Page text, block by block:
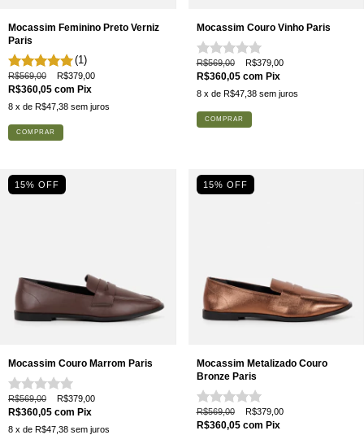
Mocassim Feminino Preto Verniz
Paris
(1)
R$569,00 R$379,00
R$360,05 com Pix
8 x de R$47,38 sem juros
COMPRAR
Mocassim Couro Vinho Paris
R$569,00 R$379,00
R$360,05 com Pix
8 x de R$47,38 sem juros
COMPRAR
15% OFF
Mocassim Couro Marrom Paris
R$569,00 R$379,00
R$360,05 com Pix
8 x de R$47,38 sem juros
15% OFF
Mocassim Metalizado Couro
Bronze Paris
R$569,00 R$379,00
R$360,05 com Pix